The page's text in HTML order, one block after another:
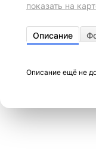
показать на
Описание
Описание ещё не